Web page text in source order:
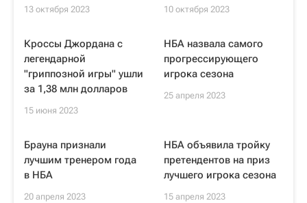
13 октября 2023 10 октября 2023
Кроссы Джордана с
легендарной
"гриппозной игры" ушли
за 1,38 млн долларов
15 июня 2023
НБА назвала самого
прогрессирующего
игрока сезона
25 апреля 2023
Брауна признали
лучшим тренером года
в НБА
20 апреля 2023
НБА объявила тройку
претендентов на приз
лучшего игрока сезона
15 апреля 2023